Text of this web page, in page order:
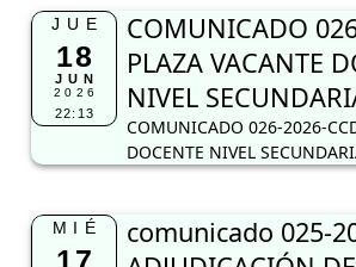
MIÉ
17
JUN
2026
16:40
comunicado 025-
ADJUDICACIÓN
NIVEL
comunicado 025-2026-CCD
PLAZAS DOCENTES NIVEL
MAR
RESULTADOS